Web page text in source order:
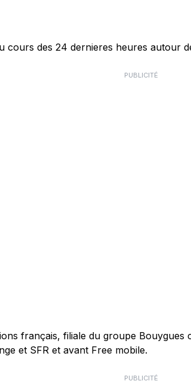
cours des 24 dernieres heures autour
PUBLICITÉ
français, filiale du groupe
et SFR et avant Free mobile.
PUBLICITÉ